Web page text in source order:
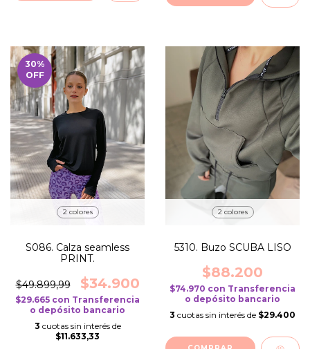
30%
OFF
2 colores
S086. Calza seamless
PRINT.
$49.899,99 $34.900
$29.665 con Transferencia
o depósito bancario
3 cuotas sin interés de
$11.633,33
2 colores
5310. Buzo SCUBA LISO
$88.200
$74.970 con Transferencia
o depósito bancario
3 cuotas sin interés de $29.400